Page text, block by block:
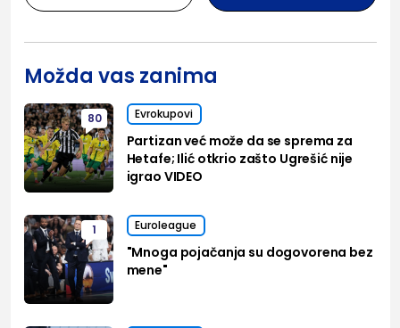
Možda vas zanima
80 Evrokupovi
Partizan već može da se sprema za
Hetafe; Ilić otkrio zašto Ugrešić nije
igrao VIDEO
1 Euroleague
"Mnoga pojačanja su dogovorena bez
mene"